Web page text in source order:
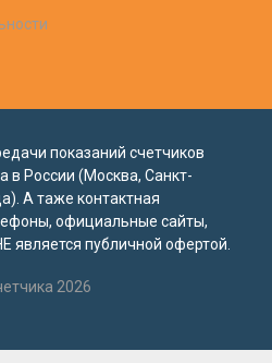
показаний счетчиков
в России (Москва, Санкт-
А таже контактная
официальные сайты,
является публичной офертой.
2026